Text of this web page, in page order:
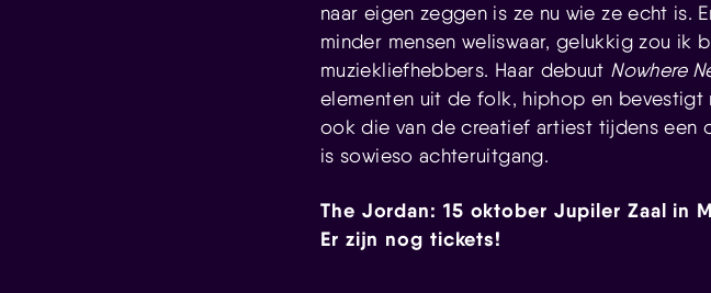
naar eigen zeggen is ze nu wie ze echt is.
minder mensen weliswaar, gelukkig zou ik
muziekliefhebbers. Haar debuut Nowhere
elementen uit de folk, hiphop en bevestigt
ook die van de creatief artiest tijdens een
is sowieso achteruitgang.
The Jordan: 15 oktober Jupiler Zaal in
Er zijn nog tickets!